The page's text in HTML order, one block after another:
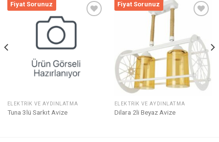
Fiyat Sorunuz
ELEKTRIK VE AYDINLATMA
Tuna 3lü Sarkıt Avize
Fiyat Sorunuz
Ekle
ELEKTRIK VE AYDINLATMA
Dilara 2li Beyaz Avize